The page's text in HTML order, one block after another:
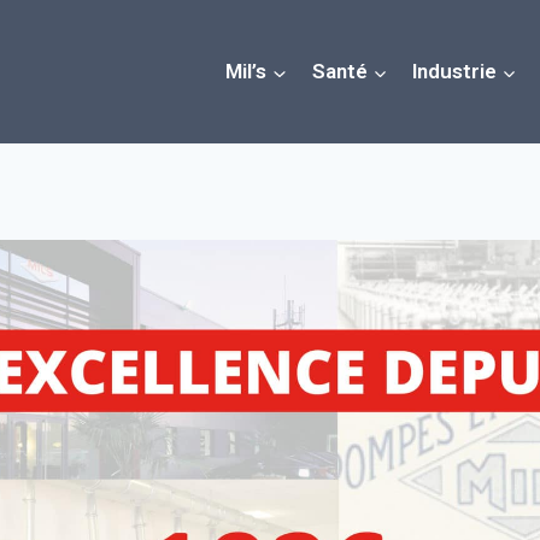
Mil’s Santé Industrie